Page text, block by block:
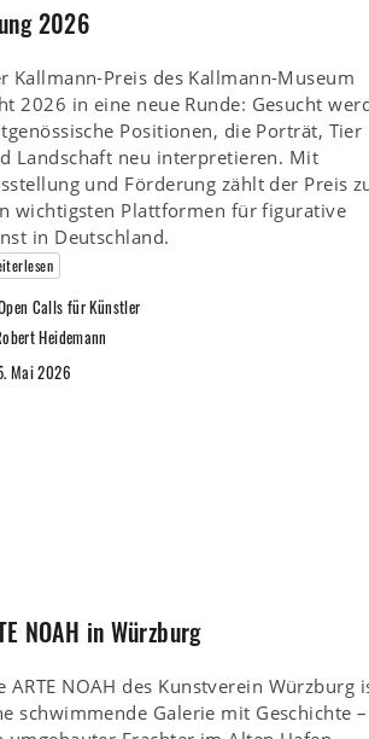
2026
Kallmann-Preis des Kallmann-Museum
2026 in eine neue Runde: Gesucht
Positionen, die Porträt, Tier
Landschaft neu interpretieren. Mit
und Förderung zählt der Preis
wichtigsten Plattformen für figurative
in Deutschland.
Calls für Künstler
Heidemann
Mai 2026
NOAH in Würzburg
ARTE NOAH des Kunstverein Würzburg
schwimmende Galerie mit Geschichte –